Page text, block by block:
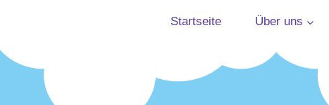
Startseite Über uns